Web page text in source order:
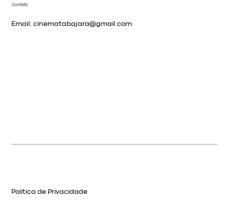
Política de Privacidade
Contato
Email:cinematabajara@gmail.com